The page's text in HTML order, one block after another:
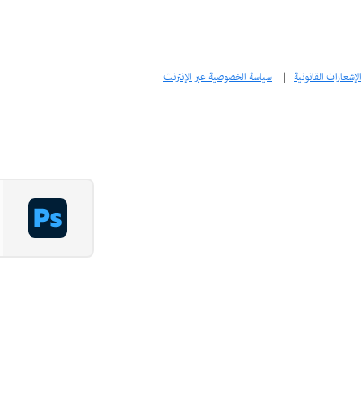
الإشعارات القانونية | سياسة الخصوصية عبر الإنترنت